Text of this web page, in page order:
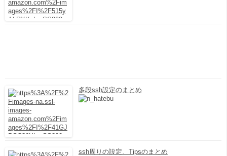
多段ssh設定のまとめ
ssh周りの設定、Tipsのまとめ